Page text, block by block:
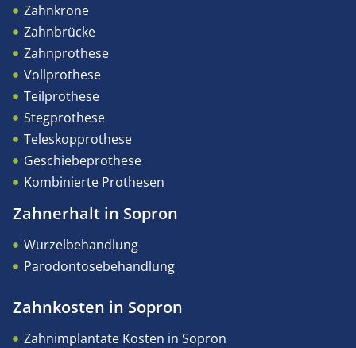
Zahnkrone
Zahnbrücke
Zahnprothese
Vollprothese
Teilprothese
Stegprothese
Teleskopprothese
Geschiebeprothese
Kombinierte Prothesen
Zahnerhalt in Sopron
Wurzelbehandlung
Parodontosebehandlung
Zahnkosten in Sopron
Zahnimplantate Kosten in Sopron